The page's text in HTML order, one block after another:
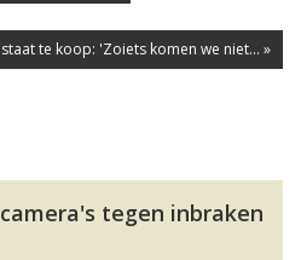
te koop: 'Zoiets komen we niet... »
tegen inbraken